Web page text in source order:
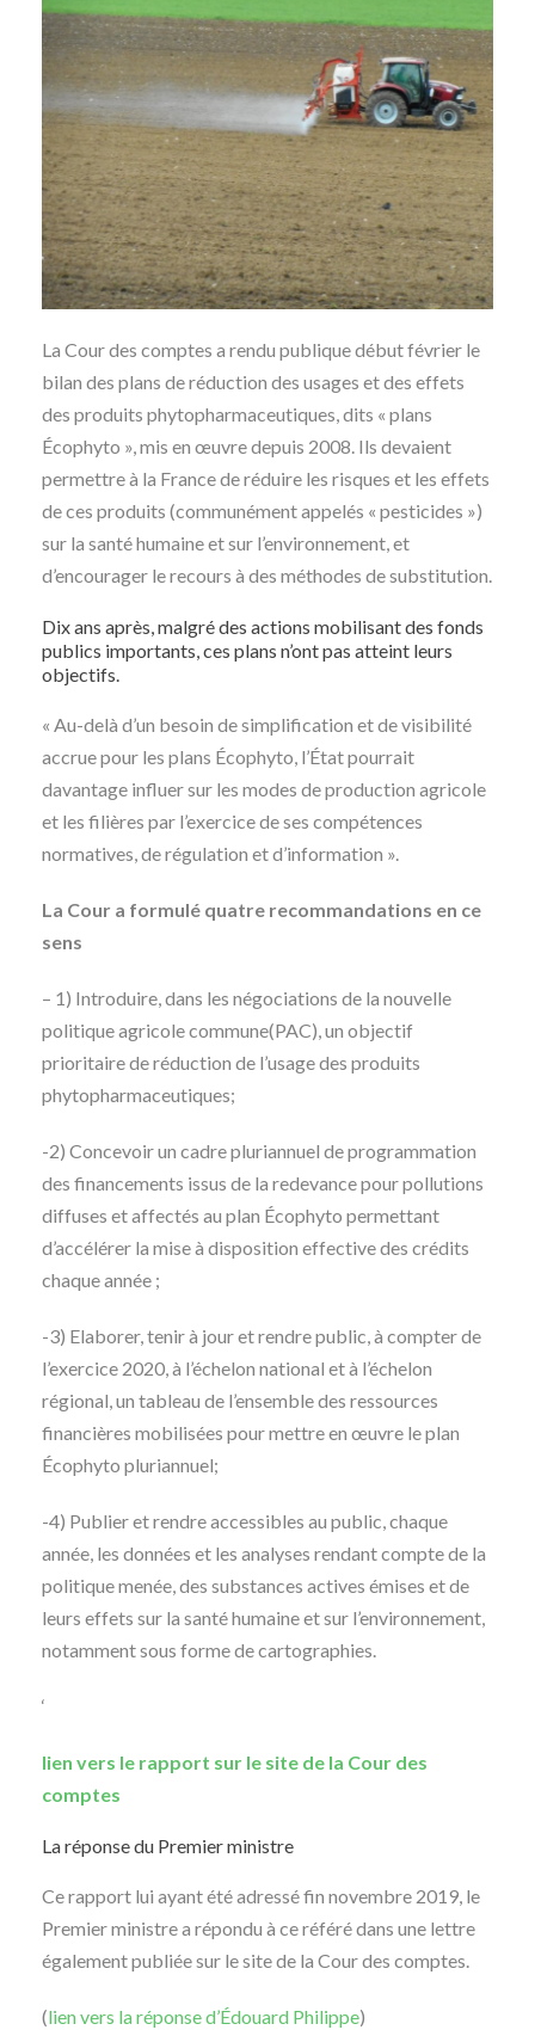
La Cour des comptes a rendu publique début février le
bilan des plans de réduction des usages et des effets
des produits phytopharmaceutiques, dits « plans
Écophyto », mis en œuvre depuis 2008. Ils devaient
permettre à la France de réduire les risques et les effets
de ces produits (communément appelés « pesticides »)
sur la santé humaine et sur l’environnement, et
d’encourager le recours à des méthodes de substitution.
Dix ans après, malgré des actions mobilisant des fonds
publics importants, ces plans n’ont pas atteint leurs
objectifs.
« Au-delà d’un besoin de simplification et de visibilité
accrue pour les plans Écophyto, l’État pourrait
davantage influer sur les modes de production agricole
et les filières par l’exercice de ses compétences
normatives, de régulation et d’information ».
La Cour a formulé quatre recommandations en ce
sens
– 1) Introduire, dans les négociations de la nouvelle
politique agricole commune(PAC), un objectif
prioritaire de réduction de l’usage des produits
phytopharmaceutiques;
-2) Concevoir un cadre pluriannuel de programmation
des financements issus de la redevance pour pollutions
diffuses et affectés au plan Écophyto permettant
d’accélérer la mise à disposition effective des crédits
chaque année ;
-3) Elaborer, tenir à jour et rendre public, à compter de
l’exercice 2020, à l’échelon national et à l’échelon
régional, un tableau de l’ensemble des ressources
financières mobilisées pour mettre en œuvre le plan
Écophyto pluriannuel;
-4) Publier et rendre accessibles au public, chaque
année, les données et les analyses rendant compte de la
politique menée, des substances actives émises et de
leurs effets sur la santé humaine et sur l’environnement,
notamment sous forme de cartographies.
‘
lien vers le rapport sur le site de la Cour des
comptes
La réponse du Premier ministre
Ce rapport lui ayant été adressé fin novembre 2019, le
Premier ministre a répondu à ce référé dans une lettre
également publiée sur le site de la Cour des comptes.
(lien vers la réponse d’Édouard Philippe)